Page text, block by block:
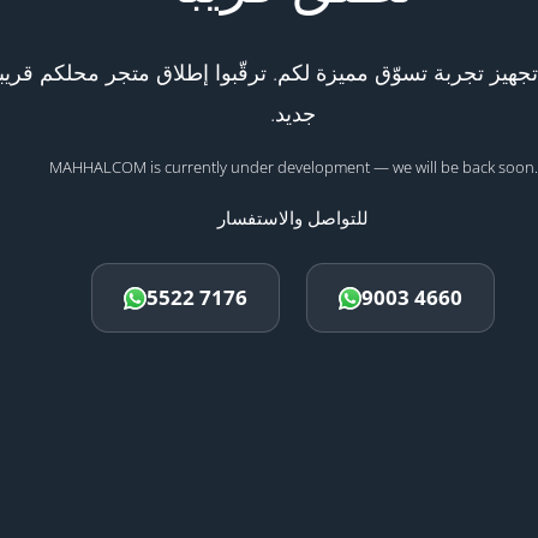
تجربة تسوّق مميزة لكم. ترقّبوا إطلاق متجر محلكم
جديد.
MAHHALCOM is currently under development — we will be back soon.
للتواصل والاستفسار
5522 7176 9003 4660